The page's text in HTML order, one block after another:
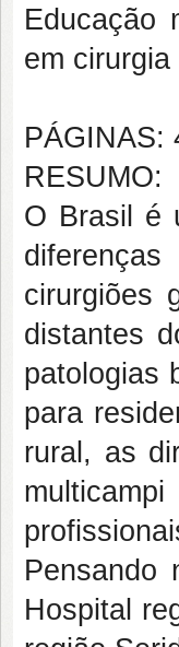
Educação
em cirurgia
PÁGINAS:
RESUMO:
O Brasil é
cirurgiões
distantes
patologias
para
rural, as
Pensando
Hospital